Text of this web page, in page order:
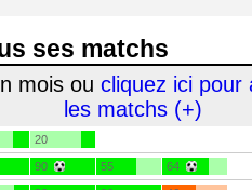
ses matchs
mois ou cliquez ici pour
les matchs (+)
20
90 55 64